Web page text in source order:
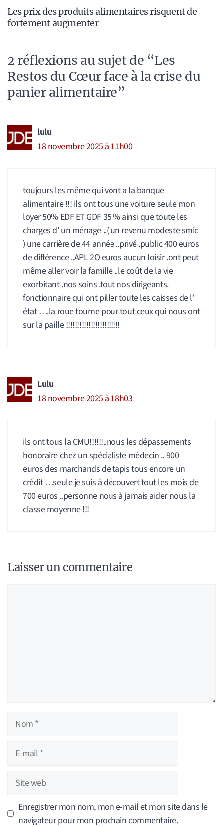
Les prix des produits alimentaires risquent de
fortement augmenter
2 réflexions au sujet de “Les
Restos du Cœur face à la crise du
panier alimentaire”
lulu
18 novembre 2025 à 11h00
toujours les même qui vont a la banque
alimentaire !!! ils ont tous une voiture seule mon
loyer 50% EDF ET GDF 35 % ainsi que toute les
charges d’ un ménage ..( un revenu modeste smic
) une carrière de 44 année ..privé .public 400 euros
de différence ..APL 2O euros aucun loisir .ont peut
même aller voir la famille ..le coût de la vie
exorbitant .nos soins .tout nos dirigeants.
fonctionnaire qui ont piller toute les caisses de l’
état ….la roue tourne pour tout ceux qui nous ont
sur la paille !!!!!!!!!!!!!!!!!!!!!!!!
Lulu
18 novembre 2025 à 18h03
ils ont tous la CMU!!!!!!..nous les dépassements
honoraire chez un spécialiste médecin .. 900
euros des marchands de tapis tous encore un
crédit …seule je suis à découvert tout les mois de
700 euros ..personne nous à jamais aider nous la
classe moyenne !!!
Laisser un commentaire
Nom
Site
web
Enregistrer mon nom, mon e-mail et mon site dans le
navigateur pour mon prochain commentaire.